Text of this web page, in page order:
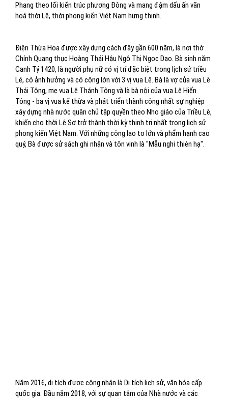
Phang theo lối kiến trúc phương Đông và mang đậm dấu ấn văn
hoá thời Lê, thời phong kiến Việt Nam hưng thịnh.
Điện Thừa Hoa được xây dựng cách đây gần 600 năm, là nơi thờ
Chính Quang thục Hoàng Thái Hậu Ngô Thị Ngọc Dao. Bà sinh năm
Canh Tý 1420, là người phụ nữ có vị trí đặc biệt trong lịch sử triều
Lê, có ảnh hưởng và có công lớn với 3 vị vua Lê. Bà là vợ của vua Lê
Thái Tông, mẹ vua Lê Thánh Tông và là bà nội của vua Lê Hiển
Tông - ba vị vua kế thừa và phát triển thành công nhất sự nghiệp
xây dựng nhà nước quân chủ tập quyền theo Nho giáo của Triều Lê,
khiến cho thời Lê Sơ trở thành thời kỳ thịnh trị nhất trong lịch sử
phong kiến Việt Nam. Với những công lao to lớn và phẩm hạnh cao
quý, Bà được sử sách ghi nhận và tôn vinh là "Mẫu nghi thiên hạ".
Năm 2016, di tích được công nhận là Di tích lịch sử, văn hóa cấp
quốc gia. Đầu năm 2018, với sự quan tâm của Nhà nước và các